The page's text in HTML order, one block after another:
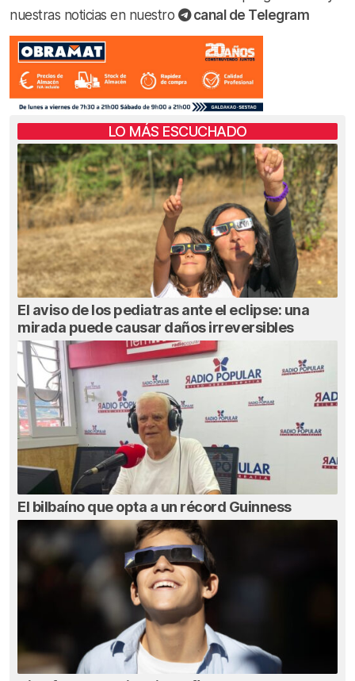
nuestras noticias en nuestro
canal de Telegram
LO MÁS ESCUCHADO
El aviso de los pediatras ante el eclipse: una
mirada puede causar daños irreversibles
El bilbaíno que opta a un récord Guinness